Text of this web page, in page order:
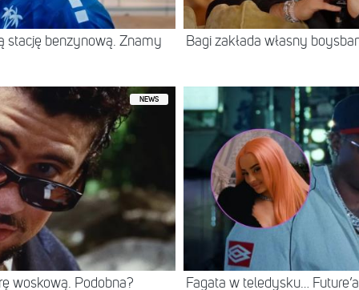
stację benzynową. Znamy Bagi zakłada własny
NEWS
woskową. Podobna? Fagata w teledysku…